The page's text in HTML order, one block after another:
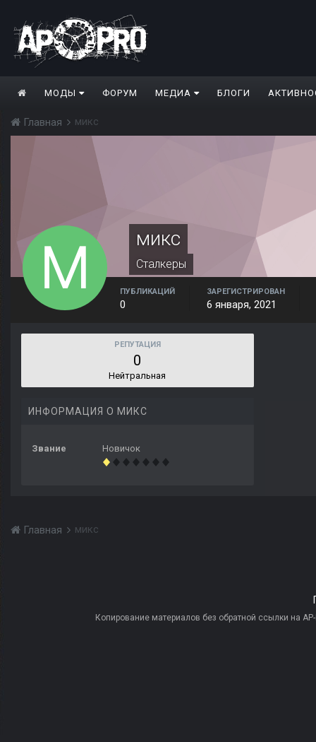
МОДЫ ФОРУМ МЕДИА БЛОГИ
Главная микс
микс
Сталкеры
ПУБЛИКАЦИЙ
0
ЗАРЕГИСТРИРОВАН
6 января, 2021
РЕПУТАЦИЯ
0
Нейтральная
ИНФОРМАЦИЯ О МИКС
Звание Новичок
Главная микс
Копирование материалов без обратной ссылки на